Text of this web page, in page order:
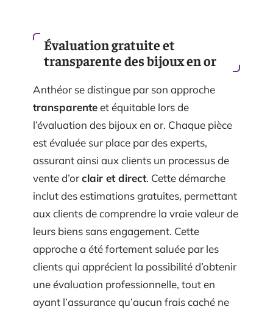
Évaluation gratuite et
transparente des bijoux en or
Anthéor se distingue par son approche
transparenteet équitable lors de
l’évaluation des bijoux en or. Chaque pièce
est évaluée sur place par des experts,
assurant ainsi aux clients un processus de
vente d’orclair et direct. Cette démarche
inclut des estimations gratuites, permettant
aux clients de comprendre la vraie valeur de
leurs biens sans engagement. Cette
approche a été fortement saluée par les
clients qui apprécient la possibilité d’obtenir
une évaluation professionnelle, tout en
ayant l’assurance qu’aucun frais caché ne